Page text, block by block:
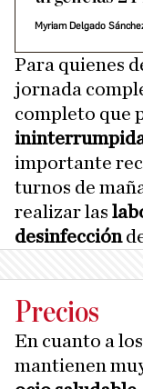
Myriam Delgado
Para quienes
jornada
completo que
ininterrumpida
importante
turnos de
realizar las
desinfección
Precios
En cuanto a
mantienen